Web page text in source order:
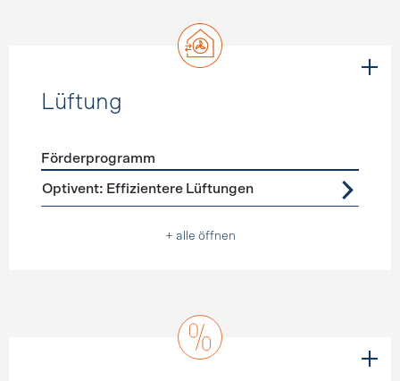
Lüftung
Förderprogramme Lüftung
Förderprogramm
Optivent: Effizientere Lüftungen
+ alle öffnen